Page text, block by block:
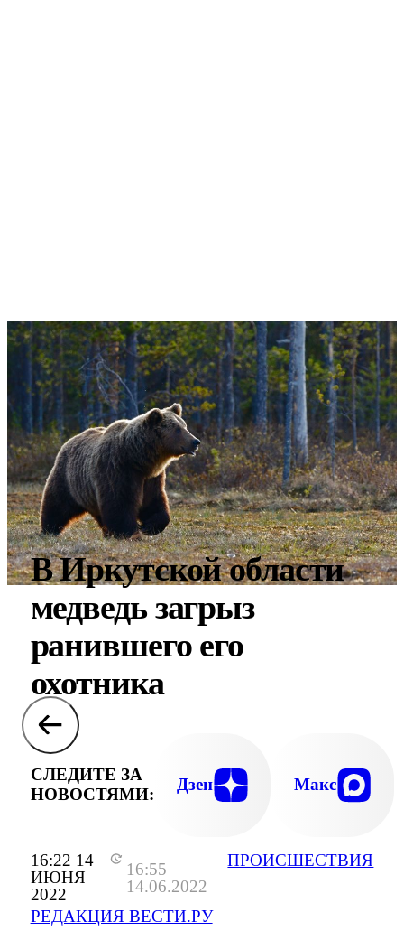
16:22 14
ИЮНЯ
2022
16:55
14.06.2022
РЕДАКЦИЯ ВЕСТИ.РУ
ПРОИСШЕСТВИЯ
В Иркутской области
медведь загрыз
ранившего его
охотника
СЛЕДИТЕ ЗА
НОВОСТЯМИ:
Дзен Макс